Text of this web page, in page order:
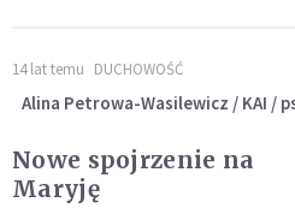
14 lat temu DUCHOWOŚĆ
Alina Petrowa-Wasilewicz / KAI /
Nowe spojrzenie na
Maryję